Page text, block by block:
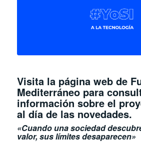
Visita la página web de
Mediterráneo para
información sobre el
al día de las novedades.
«Cuando una sociedad
valor, sus límites desaparecen»